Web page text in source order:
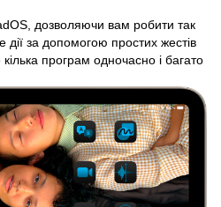
дозволяючи вам робити так
дії за допомогою простих жестів
програм одночасно і багато